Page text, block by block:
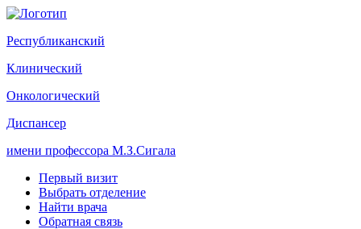
Республиканский
Клинический
Онкологический
Диспансер
имени профессора М.З.Сигала
Первый визит
Выбрать отделение
Найти врача
Обратная связь